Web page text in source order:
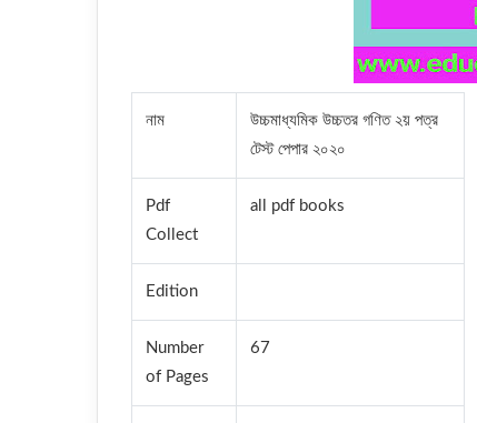
নাম
উচ্চমাধ্যমিক উচ্চতর গণিত ২য় পত্র
টেস্ট পেপার ২০২০
Pdf
Collect
all pdf books
Edition
Number
of Pages
67